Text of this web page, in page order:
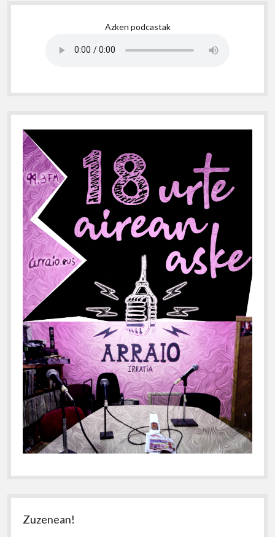
Sidebar
Azken podcastak
Zuzenean!